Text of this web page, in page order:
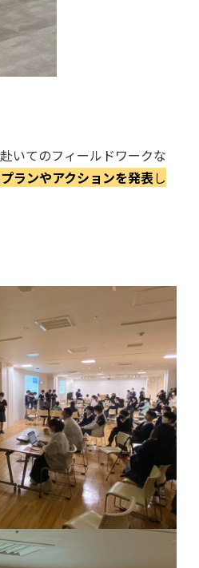
いてのフィールドワークな
ランやアクションを発表し